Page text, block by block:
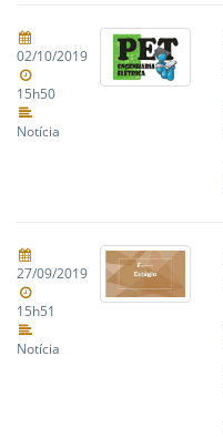
02/10/2019
15h50
Notícia
27/09/2019
15h51
Notícia